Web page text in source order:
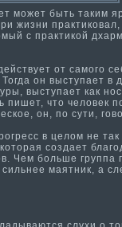
может быть таким
жизни
с практи­кой
от самого
он выступает в
выступает как
пишет, что человек
он, по сути­,
в целом не
создает
Чем больше
ма­ятник, а